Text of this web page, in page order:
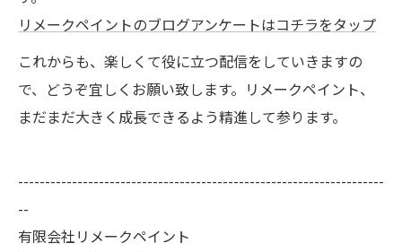
リメークペイントのブログアンケートはコチラをタップ
これからも、楽しくて役に立つ配信をしていきますの
で、どうぞ宜しくお願い致します。リメークペイント、
まだまだ大きく成長できるよう精進して参ります。
--------------------------------------------------------------------
--
有限会社リメークペイント